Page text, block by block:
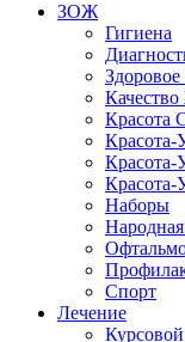
ЗОЖ
Гигиена
Красота
Красота-
Красота-
Красота-
Наборы
Спорт
Лечение